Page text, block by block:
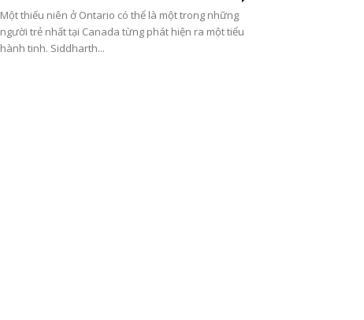
Một thiếu niên ở Ontario có thể là một trong những
người trẻ nhất tại Canada từng phát hiện ra một tiểu
hành tinh. Siddharth...